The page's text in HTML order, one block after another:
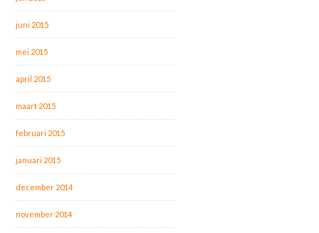
juni 2015
mei 2015
april 2015
maart 2015
februari 2015
januari 2015
december 2014
november 2014